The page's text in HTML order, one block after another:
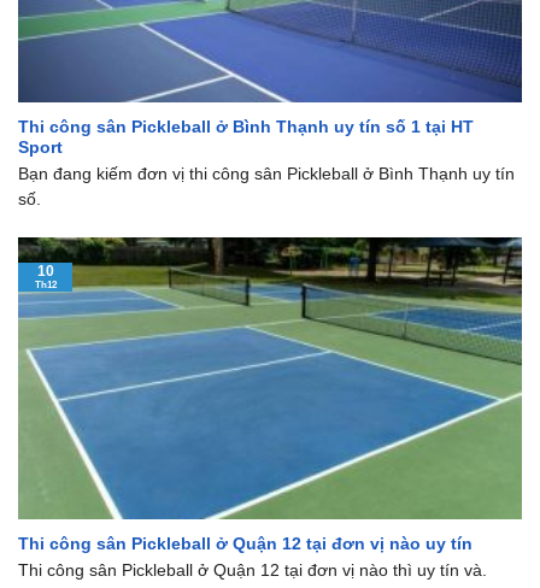
Thi công sân Pickleball ở Bình Thạnh uy tín số 1 tại HT
Sport
Bạn đang kiếm đơn vị thi công sân Pickleball ở Bình Thạnh uy tín
số.
Thi công sân Pickleball ở Quận 12 tại đơn vị nào uy tín
Thi công sân Pickleball ở Quận 12 tại đơn vị nào thì uy tín và.
10
Th12